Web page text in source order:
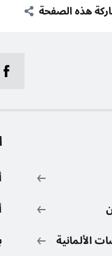
هذه الصفحة
الألمانية